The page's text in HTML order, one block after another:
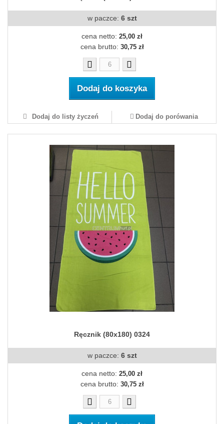
w paczce: 6 szt
cena netto: 25,00 zł
cena brutto: 30,75 zł
Dodaj do koszyka
Dodaj do listy życzeń Dodaj do porówania
Ręcznik (80x180) 0324
w paczce: 6 szt
cena netto: 25,00 zł
cena brutto: 30,75 zł